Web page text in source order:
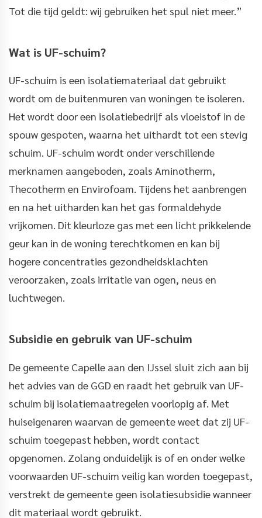
Tot die tijd geldt: wij gebruiken het spul niet meer.”
Wat is UF-schuim?
UF-schuim is een isolatiemateriaal dat gebruikt
wordt om de buitenmuren van woningen te isoleren.
Het wordt door een isolatiebedrijf als vloeistof in de
spouw gespoten, waarna het uithardt tot een stevig
schuim. UF-schuim wordt onder verschillende
merknamen aangeboden, zoals Aminotherm,
Thecotherm en Envirofoam. Tijdens het aanbrengen
en na het uitharden kan het gas formaldehyde
vrijkomen. Dit kleurloze gas met een licht prikkelende
geur kan in de woning terechtkomen en kan bij
hogere concentraties gezondheidsklachten
veroorzaken, zoals irritatie van ogen, neus en
luchtwegen.
Subsidie en gebruik van UF-schuim
De gemeente Capelle aan den IJssel sluit zich aan bij
het advies van de GGD en raadt het gebruik van UF-
schuim bij isolatiemaatregelen voorlopig af. Met
huiseigenaren waarvan de gemeente weet dat zij UF-
schuim toegepast hebben, wordt contact
opgenomen. Zolang onduidelijk is of en onder welke
voorwaarden UF-schuim veilig kan worden toegepast,
verstrekt de gemeente geen isolatiesubsidie wanneer
dit materiaal wordt gebruikt.